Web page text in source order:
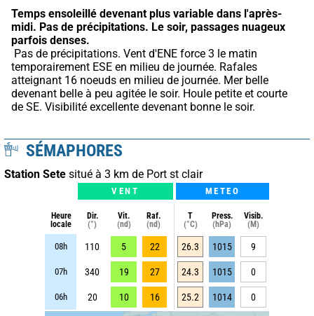
Temps ensoleillé devenant plus variable dans l'après-
midi. Pas de précipitations. Le soir, passages nuageux
parfois denses.
temporairement ESE en milieu de journée. Rafales
atteignant 16 noeuds en milieu de journée. Mer belle
devenant belle à peu agitée le soir. Houle petite et courte
de SE. Visibilité excellente devenant bonne le soir.
SÉMAPHORES
Station Sete situé à 3 km de Port st clair
VENT METEO
Heure
locale
Dir.
(°)
Vit.
(nd)
Raf.
(nd)
T
(°C)
Press.
(hPa)
Visib.
(M)
08h 110 5 22 26.3 1015 9
07h 340 19 27 24.3 1015 0
06h 20 10 16 25.2 1014 0